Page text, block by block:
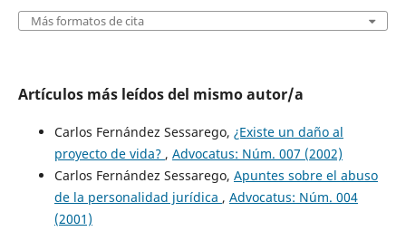
Más formatos de cita
Artículos más leídos del mismo autor/a
Carlos Fernández Sessarego, ¿Existe un daño al
proyecto de vida? , Advocatus: Núm. 007 (2002)
Carlos Fernández Sessarego, Apuntes sobre el abuso
de la personalidad jurídica , Advocatus: Núm. 004
(2001)